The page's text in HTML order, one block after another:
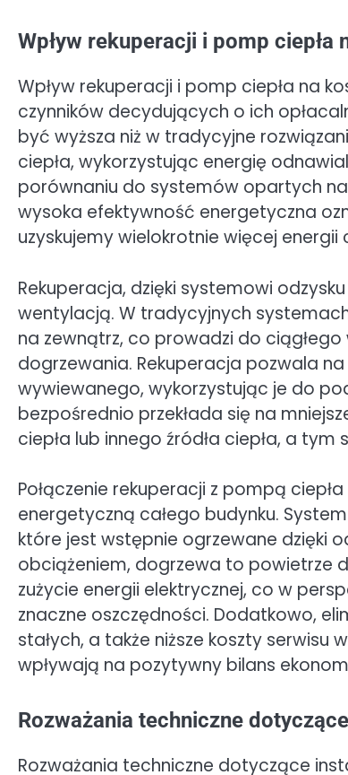
Wpływ rekuperacji i pomp
Wpływ rekuperacji i pomp ciepła na
czynników decydujących o ich
być wyższa niż w tradycyjne
ciepła, wykorzystując energię
porównaniu do systemów opartych
wysoka efektywność energetyczna
uzyskujemy wielokrotnie więcej energii
Rekuperacja, dzięki systemowi
wentylacją. W tradycyjnych
na zewnątrz, co prowadzi do
dogrzewania. Rekuperacja pozwala
wywiewanego, wykorzystując je do
bezpośrednio przekłada się na
ciepła lub innego źródła ciepła, a
Połączenie rekuperacji z pompą
energetyczną całego budynku.
które jest wstępnie ogrzewane dzięki
obciążeniem, dogrzewa to powietrze
zużycie energii elektrycznej, co w
znaczne oszczędności. Dodatkowo,
stałych, a także niższe koszty
wpływają na pozytywny bilans
Rozważania techniczne
Rozważania techniczne dotyczące